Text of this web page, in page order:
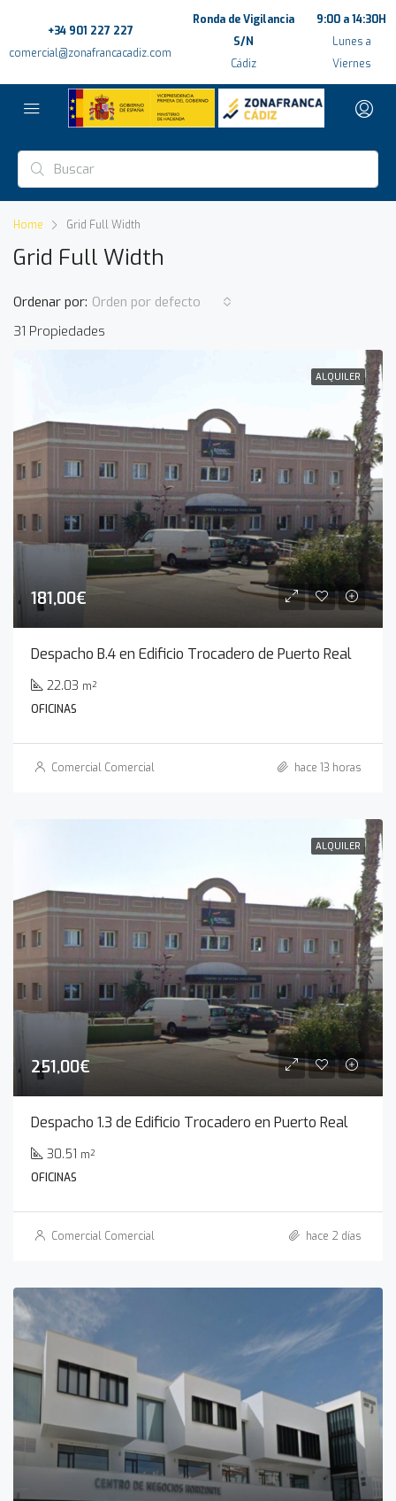
+34 901 227 227
comercial@zonafrancacadiz.com
Ronda de Vigilancia
S/N
Cádiz
9:00 a 14:30H
Lunes a
Viernes
Home Grid Full Width
Grid Full Width
31 Propiedades
Ordenar por: Orden por defecto
ALQUILER
181,00€
Despacho B.4 en Edificio Trocadero de Puerto Real
22.03 m²
OFICINAS
Comercial Comercial hace 13 horas
ALQUILER
251,00€
Despacho 1.3 de Edificio Trocadero en Puerto Real
30.51 m²
OFICINAS
Comercial Comercial hace 2 días